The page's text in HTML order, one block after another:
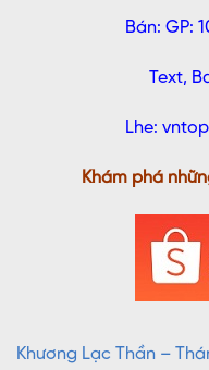
Bán: GP:
Text,
Lhe:
Khám phá
Khương Lạc Thần –